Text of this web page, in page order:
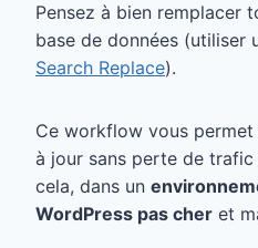
Pensez à bien remplacer
base de données (utiliser
Search Replace).
Ce workflow vous
à jour sans perte de
cela, dans un
WordPress pas cher et